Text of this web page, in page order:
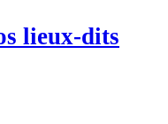
lieux-dits